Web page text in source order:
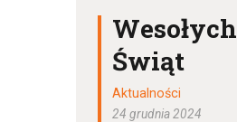
Wesołych
Świąt
Aktualności
24 grudnia 2024